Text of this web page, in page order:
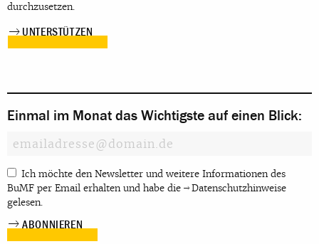
durchzusetzen.
UNTERSTÜTZEN
Einmal im Monat das Wichtigste auf einen Blick:
Ich möchte den Newsletter und weitere Informationen des
BuMF per Email erhalten und habe die
Datenschutzhinweise
gelesen.